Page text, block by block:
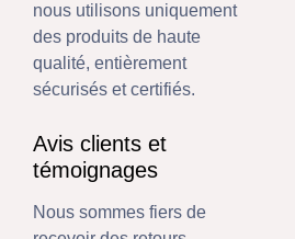
nous utilisons uniquement
des produits de haute
qualité, entièrement
sécurisés et certifiés.
Avis clients et
témoignages
Nous sommes fiers de